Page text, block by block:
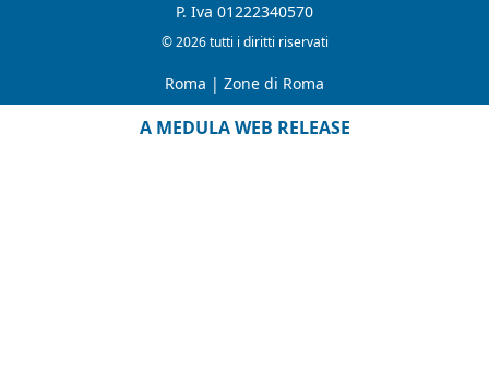
P. Iva 01222340570
© 2026 tutti i diritti riservati
Roma | Zone di Roma
A MEDULA WEB RELEASE